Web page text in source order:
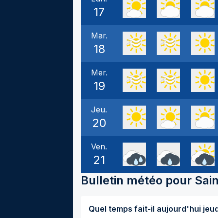
17
Mar.
18
Mer.
19
Jeu.
20
Ven.
21
Bulletin météo pour